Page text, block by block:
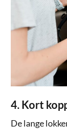
4. Kort
De lange